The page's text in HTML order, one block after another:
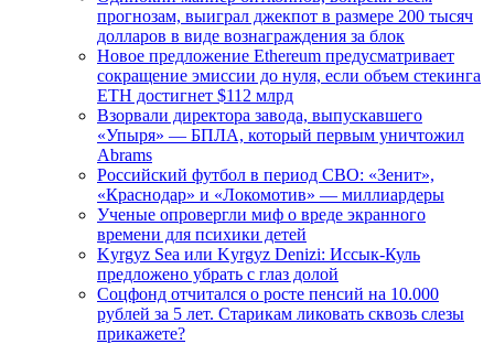
прогнозам, выиграл джекпот в размере 200 тысяч
долларов в виде вознаграждения за блок
Новое предложение Ethereum предусматривает
сокращение эмиссии до нуля, если объем стекинга
ETH достигнет $112 млрд
Взорвали директора завода, выпускавшего
«Упыря» — БПЛА, который первым уничтожил
Abrams
Российский футбол в период СВО: «Зенит»,
«Краснодар» и «Локомотив» — миллиардеры
Ученые опровергли миф о вреде экранного
времени для психики детей
Kyrgyz Sea или Kyrgyz Denizi: Иссык-Куль
предложено убрать с глаз долой
Соцфонд отчитался о росте пенсий на 10.000
рублей за 5 лет. Старикам ликовать сквозь слезы
прикажете?